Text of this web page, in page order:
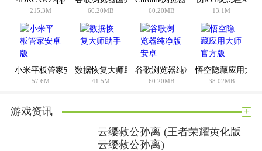
215.3M 60.20MB 60.20MB 13.1M
小米平板管家安卓版
57.6M
数据恢复大师助手
41.5M
谷歌浏览器纯净版安卓
60.20MB
悟空隐藏应用大
38.02MB
游戏资讯 +
云缨救公孙离 (王者荣耀黄化版
云缨救公孙离)